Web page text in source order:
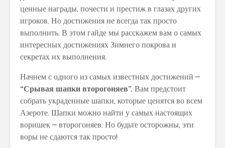
ценные награды, почести и престиж в глазах других
игроков. Но достижения не всегда так просто
выполнить. В этом гайде мы расскажем вам о самых
интересных достижениях Зимнего покрова и
секретах их выполнения.
Начнем с одного из самых известных достижений –
“Срывая шапки второгоняев”. Вам предстоит
собрать украденные шапки, которые ценятся во всем
Азероте. Шапки можно найти у самых настоящих
воришек – второгоняев. Но будьте осторожны, эти
воры не сдаются так просто!